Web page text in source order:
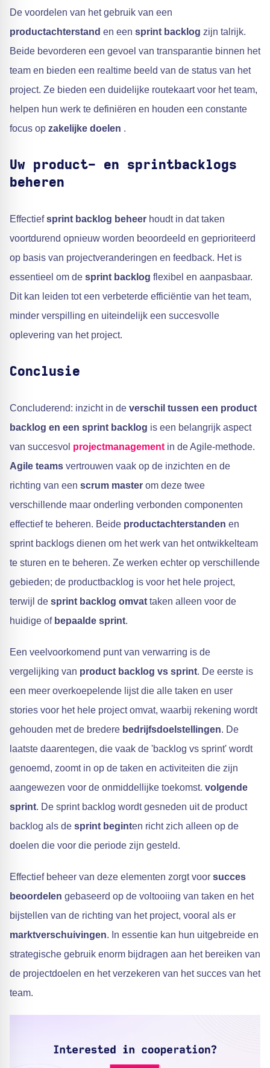
De voordelen van het gebruik van een
productachterstand en een sprint backlog zijn talrijk.
Beide bevorderen een gevoel van transparantie binnen het
team en bieden een realtime beeld van de status van het
project. Ze bieden een duidelijke routekaart voor het team,
helpen hun werk te definiëren en houden een constante
focus op zakelijke doelen .
Uw product- en sprintbacklogs
beheren
Effectiefsprint backlog beheer houdt in dat taken
voortdurend opnieuw worden beoordeeld en geprioriteerd
op basis van projectveranderingen en feedback. Het is
essentieel om de sprint backlog flexibel en aanpasbaar.
Dit kan leiden tot een verbeterde efficiëntie van het team,
minder verspilling en uiteindelijk een succesvolle
oplevering van het project.
Conclusie
Concluderend: inzicht in de verschil tussen een product
backlog en een sprint backlog is een belangrijk aspect
van succesvol projectmanagement in de Agile-methode.
Agile teams vertrouwen vaak op de inzichten en de
richting van een scrum master om deze twee
verschillende maar onderling verbonden componenten
effectief te beheren. Beide productachterstanden en
sprint backlogs dienen om het werk van het ontwikkelteam
te sturen en te beheren. Ze werken echter op verschillende
gebieden; de productbacklog is voor het hele project,
terwijl de sprint backlog omvat taken alleen voor de
huidige of bepaalde sprint.
Een veelvoorkomend punt van verwarring is de
vergelijking van product backlog vs sprint. De eerste is
een meer overkoepelende lijst die alle taken en user
stories voor het hele project omvat, waarbij rekening wordt
gehouden met de bredere bedrijfsdoelstellingen. De
laatste daarentegen, die vaak de 'backlog vs sprint' wordt
genoemd, zoomt in op de taken en activiteiten die zijn
aangewezen voor de onmiddellijke toekomst. volgende
sprint. De sprint backlog wordt gesneden uit de product
backlog als de sprint beginten richt zich alleen op de
doelen die voor die periode zijn gesteld.
Effectief beheer van deze elementen zorgt voor succes
beoordelen gebaseerd op de voltooiing van taken en het
bijstellen van de richting van het project, vooral als er
marktverschuivingen. In essentie kan hun uitgebreide en
strategische gebruik enorm bijdragen aan het bereiken van
de projectdoelen en het verzekeren van het succes van het
team.